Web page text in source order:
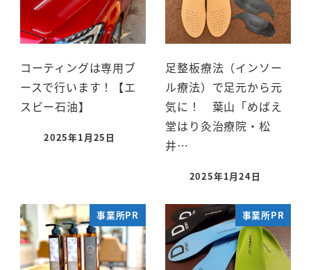
コーティングは専用ブ
ースで行います！【エ
スビー石油】
2025年1月25日
足整板療法（インソー
ル療法）で足元から元
気に！ 葉山「めばえ
堂はり灸治療院・松
井…
2025年1月24日
事業所PR 事業所PR